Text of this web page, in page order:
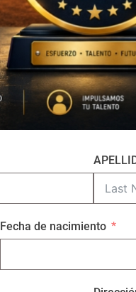
Fecha de nacimiento